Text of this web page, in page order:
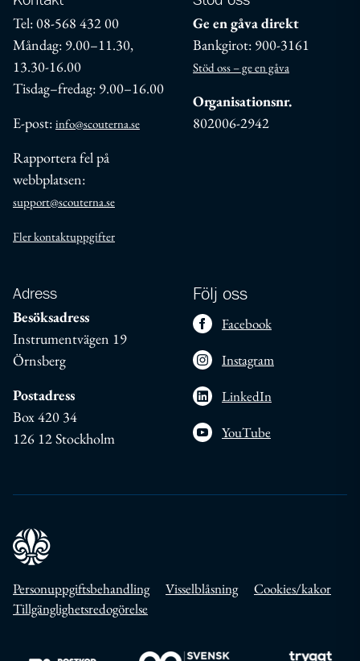
Tel: 08-568 432 00
Måndag: 9.00–11.30,
13.30-16.00
Tisdag–fredag: 9.00–16.00
E-post: info@scouterna.se
Rapportera fel på
webbplatsen:
support@scouterna.se
Fler kontaktuppgifter
Ge en gåva direkt
Bankgirot: 900-3161
Stöd oss – ge en gåva
Organisationsnr.
802006-2942
Adress
Besöksadress
Instrumentvägen 19
Örnsberg
Postadress
Box 420 34
126 12 Stockholm
Följ oss
Facebook
Instagram
LinkedIn
YouTube
Personuppgiftsbehandling Visselblåsning
Cookies/kakor
Tillgänglighetsredogörelse